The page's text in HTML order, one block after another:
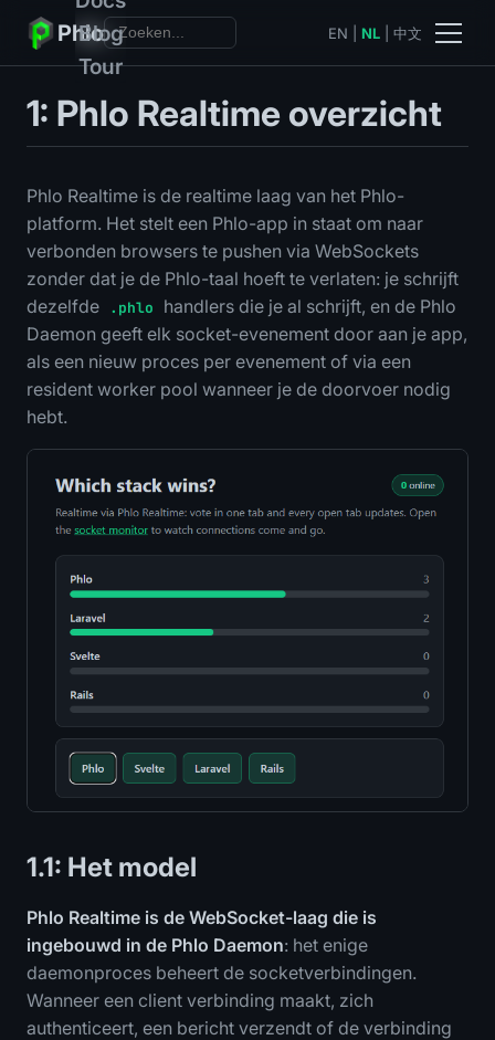
Phlo
Blog
Tour
EN NL| 中文
1: Phlo Realtime overzicht
Phlo Realtime is de realtime laag van het Phlo-
platform. Het stelt een Phlo-app in staat om naar
verbonden browsers te pushen via WebSockets
zonder dat je de Phlo-taal hoeft te verlaten: je schrijft
dezelfde
.phlo
handlers die je al schrijft, en de Phlo
Daemon geeft elk socket-evenement door aan je app,
als een nieuw proces per evenement of via een
resident worker pool wanneer je de doorvoer nodig
hebt.
1.1: Het model
Phlo Realtime is de WebSocket-laag die is
ingebouwd in de Phlo Daemon: het enige
daemonproces beheert de socketverbindingen.
Wanneer een client verbinding maakt, zich
authenticeert, een bericht verzendt of de verbinding